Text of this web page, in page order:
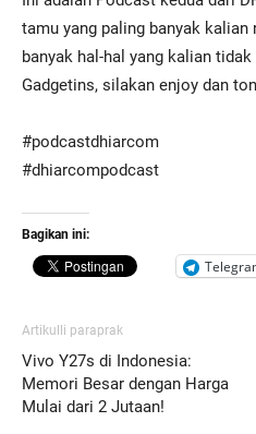
tamu yang paling banyak
banyak hal-hal yang kalian
Gadgetins, silakan enjoy dan
#podcastdhiarcom
#dhiarcompodcast
Bagikan ini:
Artikulli paraprak
Vivo Y27s di Indonesia:
Memori Besar dengan Harga
Mulai dari 2 Jutaan!